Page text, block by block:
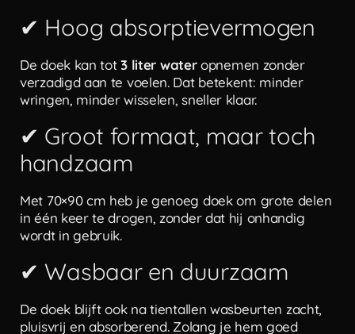
✔ Hoog absorptievermogen
De doek kan tot3 liter wateropnemen zonder
verzadigd aan te voelen. Dat betekent: minder
wringen, minder wisselen, sneller klaar.
✔ Groot formaat, maar toch
handzaam
Met 70×90 cm heb je genoeg doek om grote delen
in één keer te drogen, zonder dat hij onhandig
wordt in gebruik.
✔ Wasbaar en duurzaam
De doek blijft ook na tientallen wasbeurten zacht,
pluisvrij en absorberend. Zolang je hem goed